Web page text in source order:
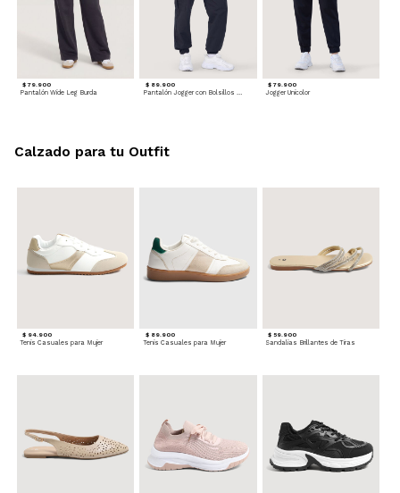
$ 79.900
Pantalón Wide Leg Burda
$ 89.900
Pantalón Jogger con Bolsillos Cargo
$ 79.900
Jogger Unicolor
$ 94.900
Tenis Casuales para Mujer
$ 89.900
Tenis Casuales para Mujer
$ 59.900
Sandalias Brillantes de Tiras
Calzado para tu Outfit